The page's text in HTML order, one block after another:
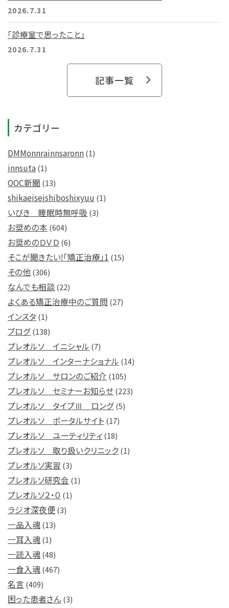
2026.7.31
「診療室で思ったこと」
2026.7.31
記事一覧
カテゴリー
DMMonnrainnsaronn(1)
innsuta(1)
OOC新聞 (13)
shikaeiseishiboshixyuu (1)
いびき 睡眠時無呼吸 (3)
お奨めの本 (604)
お奨めのＤＶＤ (6)
そこが聞きたい!「矯正治療」1 (15)
その他(306)
なんでも相談(22)
よくある矯正治療中のご質問 (27)
インスタ (1)
ブログ(138)
プレオルソ イニシャル (7)
プレオルソ インターナショナル (14)
プレオルソ サロンのご紹介 (105)
プレオルソ セミナーお知らせ(223)
プレオルソ タイプⅢ ロング(5)
プレオルソ ポータルサイト(17)
プレオルソ ユーティリティ(18)
プレオルソ 取り扱いクリニック(1)
プレオルソ実習 (3)
プレオルソ研究会 (1)
プレオルソ２・０ (1)
ラジオ深夜便(3)
一品入魂(13)
一耳入魂(1)
一読入魂(48)
一食入魂(467)
名言 (409)
困った患者さん(3)